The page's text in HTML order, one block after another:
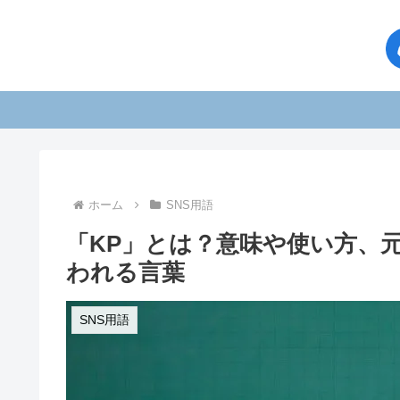
ホーム SNS用語
「KP」とは？意味や使い方、
われる言葉
SNS用語